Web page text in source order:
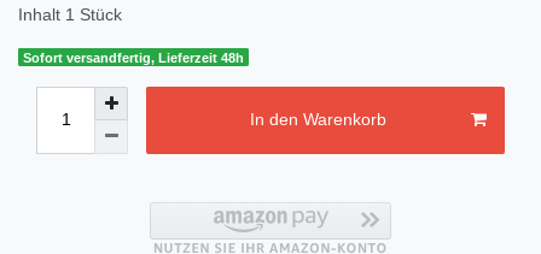
Inhalt 1 Stück
Sofort versandfertig, Lieferzeit 48h
In den Warenkorb